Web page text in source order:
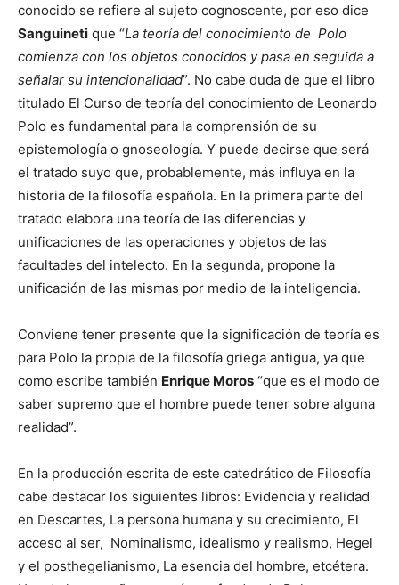
conocido se refiere al sujeto cognoscente, por eso dice
Sanguineti que “La teoría del conocimiento de Polo
comienza con los objetos conocidos y pasa en seguida a
señalar su intencionalidad”. No cabe duda de que el libro
titulado El Curso de teoría del conocimiento de Leonardo
Polo es fundamental para la comprensión de su
epistemología o gnoseología. Y puede decirse que será
el tratado suyo que, probablemente, más influya en la
historia de la filosofía española. En la primera parte del
tratado elabora una teoría de las diferencias y
unificaciones de las operaciones y objetos de las
facultades del intelecto. En la segunda, propone la
unificación de las mismas por medio de la inteligencia.
Conviene tener presente que la significación de teoría es
para Polo la propia de la filosofía griega antigua, ya que
como escribe también Enrique Moros “que es el modo de
saber supremo que el hombre puede tener sobre alguna
realidad”.
En la producción escrita de este catedrático de Filosofía
cabe destacar los siguientes libros: Evidencia y realidad
en Descartes, La persona humana y su crecimiento, El
acceso al ser, Nominalismo, idealismo y realismo, Hegel
y el posthegelianismo, La esencia del hombre, etcétera.